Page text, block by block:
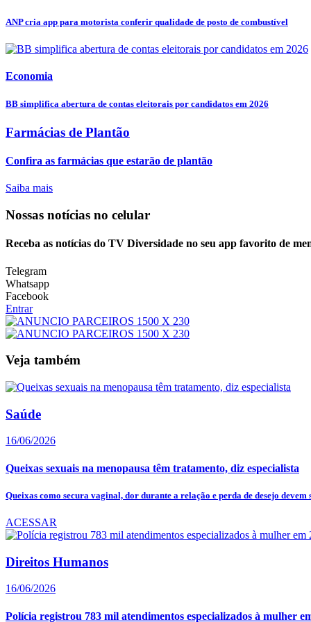
ANP cria app para motorista conferir qualidade de posto de combustível
Economia
BB simplifica abertura de contas eleitorais por candidatos em 2026
Farmácias de Plantão
Confira as farmácias que estarão de plantão
Saiba mais
Nossas notícias no celular
Receba as notícias do TV Diversidade no seu app favorito de
Telegram
Whatsapp
Facebook
Entrar
Veja também
Saúde
16/06/2026
Queixas sexuais na menopausa têm tratamento, diz especialista
Queixas como secura vaginal, dor durante a relação e perda de desejo devem
ACESSAR
Direitos Humanos
16/06/2026
Polícia registrou 783 mil atendimentos especializados à mulher